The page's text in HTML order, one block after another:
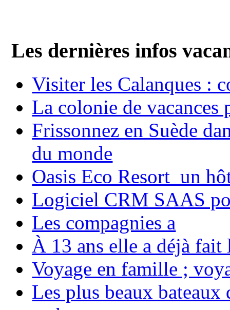
Les dernières infos
Visiter les Calanques :
La colonie de vacances
Frissonnez en Suède
du monde
Oasis Eco Resort un
Logiciel CRM SAAS
Les compagnies a
À 13 ans elle a déjà
Voyage en famille ;
Les plus beaux bateaux